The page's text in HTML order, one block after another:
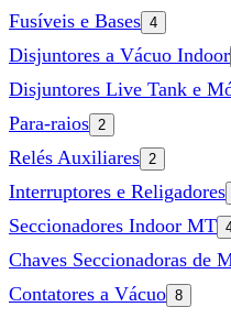
Fusíveis e Bases 4
Disjuntores a Vácuo Indoor
Disjuntores Live Tank e
Para-raios 2
Relés Auxiliares 2
Interruptores e Religadores
Seccionadores Indoor MT
Chaves Seccionadoras de
Contatores a Vácuo 8